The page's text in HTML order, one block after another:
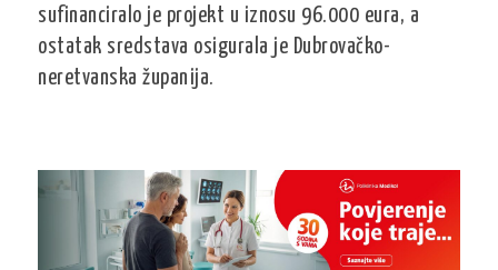
sufinanciralo je projekt u iznosu 96.000 eura, a
ostatak sredstava osigurala je Dubrovačko-
neretvanska županija.